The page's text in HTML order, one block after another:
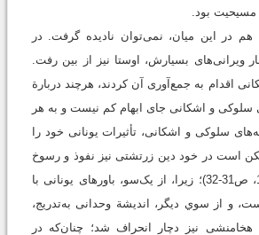
مسیحیت بود.
در این میان، نمی‌توان نادیده گرفت. در
ویرانی‌های بسیارش، اوستا نیز از بین رفت.
اقدام به جمع‌آوری آن کردند، هرچند دربارة
و اشکانی جای ابهام کم نیست و به هر
سلوکی و اشکانی، تأثیرات یونانی خود را
است در خود دین زرتشتی نیز نفوذ و رسوخ
کرده باشد (زنر، 1384، ص31-32)؛ زيرا، از يک‌سو، باورهای یونانی با
و از سوي ديگر، اندیشة وحدانی به‌تدريج،
نیز دچار انحراف شد؛ چنان‌که در